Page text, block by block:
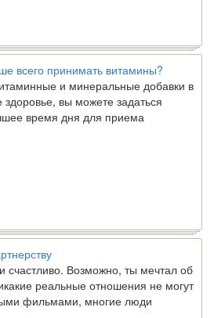
всего принимать витамины?
и минеральные добавки в
здоровье, вы можете задаться
время дня для приема
счастливо. Возможно, ты мечтал об
реальные отношения не могут
фильмами, многие люди